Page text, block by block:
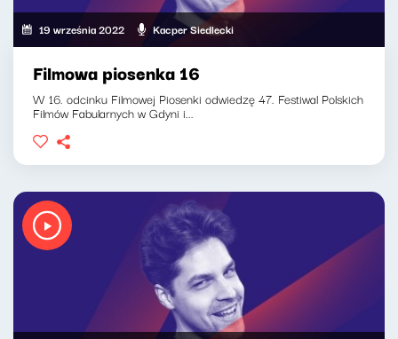
19 września 2022 Kacper Siedlecki
Filmowa piosenka 16
W 16. odcinku Filmowej Piosenki odwiedzę 47. Festiwal Polskich
Filmów Fabularnych w Gdyni i...